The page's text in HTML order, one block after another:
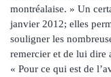
montréalaise. » Un
janvier 2012; elles
souligner les
remercier et de lui dire
« Pour ce qui est de